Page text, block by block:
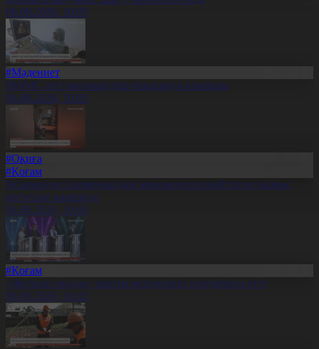
06.08.2026, 10:05
#Мәдениет
МӘМС-тегі миллиардтар бақылауға алынады
06.08.2026, 10:05
#Оқиға
#Қоғам
Өскемендегі коммуналдық мекемелер күшейтілген жұмыс
кестесіне көшірілді
06.08.2026, 10:05
#Қоғам
«Жетінші арнада» партия өкілдерінің теледебаты өтті
06.08.2026, 10:02